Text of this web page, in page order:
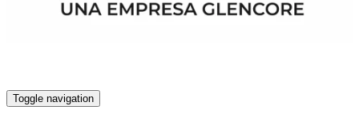
Toggle navigation